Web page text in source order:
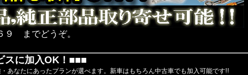
９ までどうぞ。
スに加入OK！■■■
あなたにあったプランが選べます。新車はもちろん中古車でも加入可能です!!